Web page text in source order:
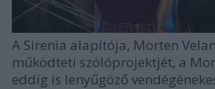
A Sirenia alapítója, Morten
működteti szólóprojektjét, a
eddig is lenyűgöző